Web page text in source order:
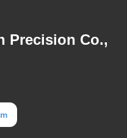
Precision Co.,